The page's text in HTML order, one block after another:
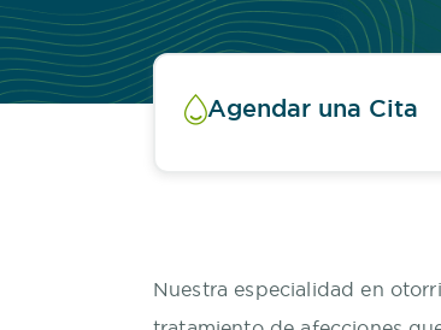
Agendar una Cita
Nuestra especialidad en